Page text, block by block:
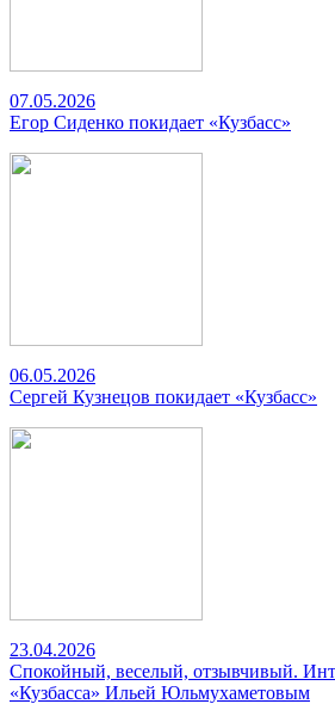
07.05.2026
Егор Сиденко покидает «Кузбасс»
06.05.2026
Сергей Кузнецов покидает «Кузбасс»
23.04.2026
Спокойный, веселый, отзывчивый.
«Кузбасса» Ильей Юльмухаметовым